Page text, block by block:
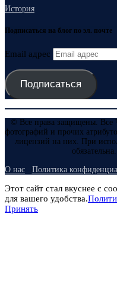
История
Подписаться на блог по эл. почте
Email адрес
Подписаться
© Все права защищены. Все
фотографий и прочих
лицензий на них. При
О нас Политика
Этот сайт стал вкуснее с
для вашего удобства.
Принять